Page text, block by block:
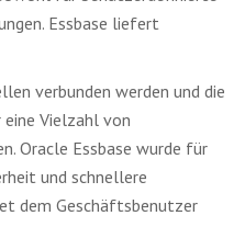
Essbase liefert
verbunden werden und die
Vielzahl von
Oracle Essbase wurde für
und schnellere
dem Geschäftsbenutzer